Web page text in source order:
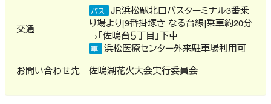
交通
バス
JR浜松駅北口バスターミナル3番乗
り場より[9番掛塚さ なる台線]乗車約20分
→「佐鳴台５丁目」下車
車
浜松医療センター外来駐車場利用可
お問い合わせ先
佐鳴湖花火大会実行委員会